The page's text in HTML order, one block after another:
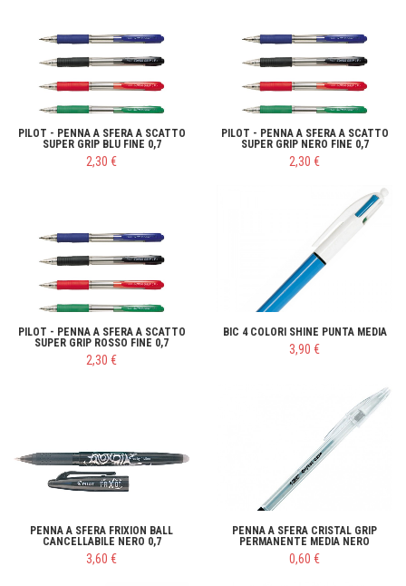
PILOT - PENNA A SFERA A SCATTO
SUPER GRIP BLU FINE 0,7
2,30 €
PILOT - PENNA A SFERA A SCATTO
SUPER GRIP NERO FINE 0,7
2,30 €
PILOT - PENNA A SFERA A SCATTO
SUPER GRIP ROSSO FINE 0,7
2,30 €
BIC 4 COLORI SHINE PUNTA MEDIA
3,90 €
PENNA A SFERA FRIXION BALL
CANCELLABILE NERO 0,7
3,60 €
PENNA A SFERA CRISTAL GRIP
PERMANENTE MEDIA NERO
0,60 €